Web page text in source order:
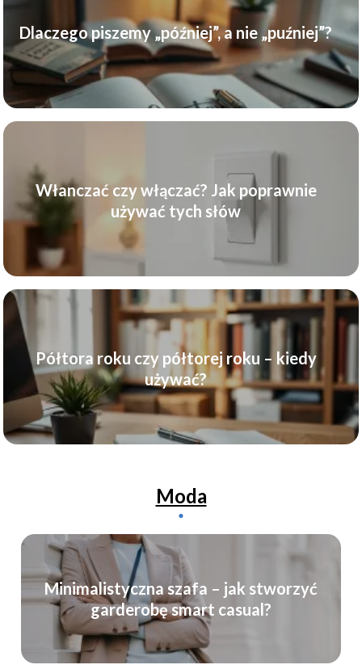
Dlaczego piszemy „później”, a nie „puźniej”?
Włanczać czy włączać? Jak poprawnie
używać tych słów
Półtora roku czy półtorej roku – kiedy
używać?
Moda
Minimalistyczna szafa – jak stworzyć
garderobę smart casual?